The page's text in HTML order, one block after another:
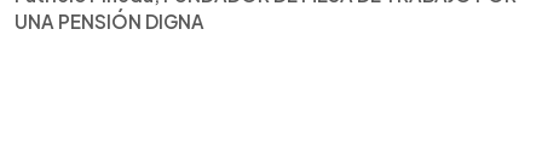
UNA PENSIÓN DIGNA